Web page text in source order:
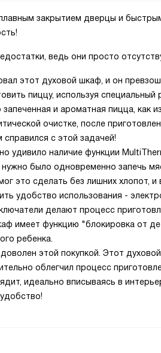
закрытием дверцы и
ведь они просто
этот духовой шкаф, и он
пиццу, используя
и ароматная пицца, как
очистке, после
с этой задачей!
удивило наличие функции
было одновременно запечь
это сделать без лишних хлопот,
удобство использования -
делают процесс
имеет функцию "блокировка от
ребенка.
этой покупкой. Этот
облегчил процесс
идеально вписываясь в